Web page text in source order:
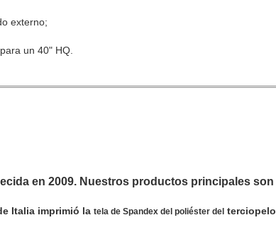
externo;
un 40" HQ.
en 2009. Nuestros productos principales son
Italia imprimió la tela de Spandex del poliéster del terciopelo